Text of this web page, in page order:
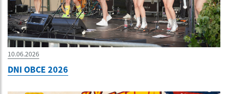
10.06.2026
DNI OBCE 2026